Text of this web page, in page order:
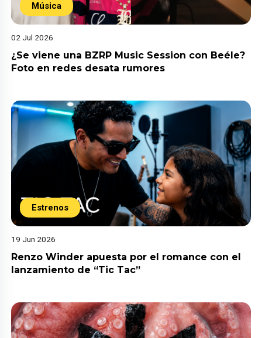
Música
02 Jul 2026
¿Se viene una BZRP Music Session con Beéle?
Foto en redes desata rumores
Estrenos
19 Jun 2026
Renzo Winder apuesta por el romance con el
lanzamiento de “Tic Tac”